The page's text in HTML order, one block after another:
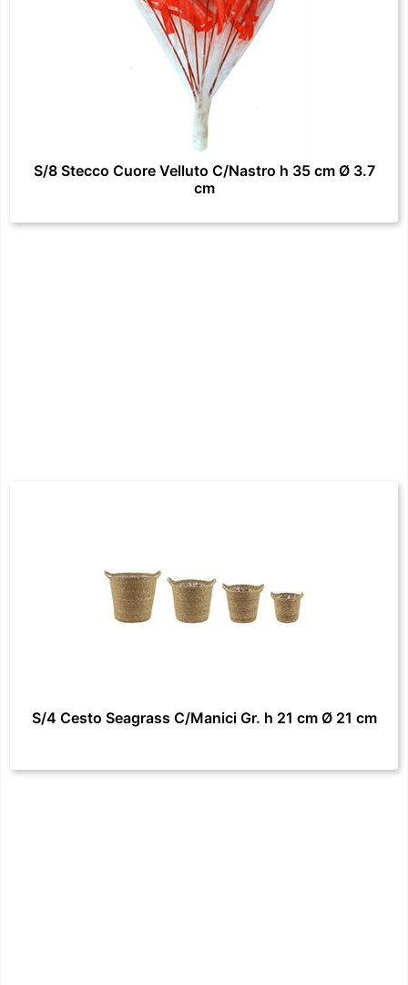
S/8 Stecco Cuore Velluto C/Nastro h 35 cm Ø 3.7
cm
S/4 Cesto Seagrass C/Manici Gr. h 21 cm Ø 21 cm